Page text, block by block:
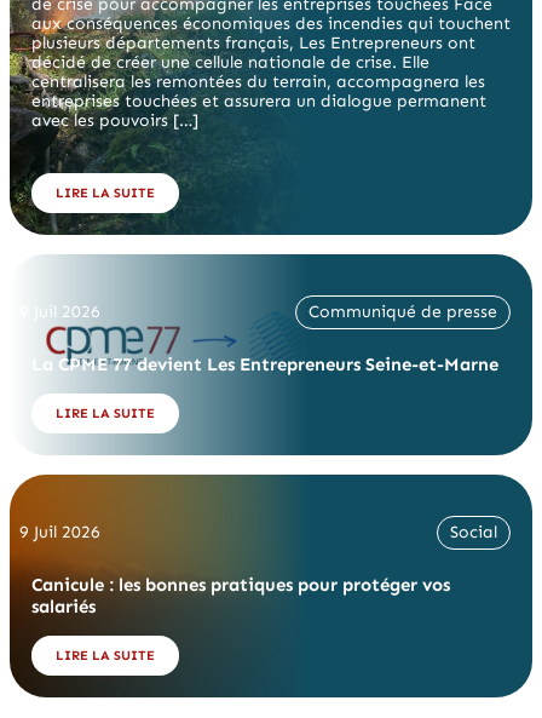
de crise pour accompagner les entreprises touchées Face
aux conséquences économiques des incendies qui touchent
plusieurs départements français, Les Entrepreneurs ont
décidé de créer une cellule nationale de crise. Elle
centralisera les remontées du terrain, accompagnera les
entreprises touchées et assurera un dialogue permanent
avec les pouvoirs […]
LIRE LA SUITE
9 Juil 2026 Communiqué de presse
La CPME 77 devient Les Entrepreneurs Seine-et-Marne
LIRE LA SUITE
9 Juil 2026 Social
Canicule : les bonnes pratiques pour protéger vos
salariés
LIRE LA SUITE